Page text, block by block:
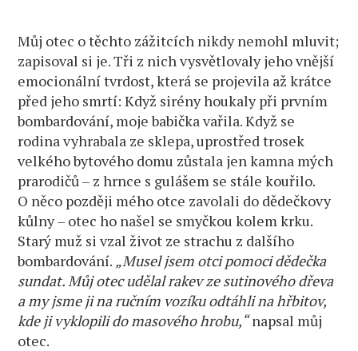
Můj otec o těchto zážitcích nikdy nemohl mluvit;
zapisoval si je. Tři z nich vysvětlovaly jeho vnější
emocionální tvrdost, která se projevila až krátce
před jeho smrtí: Když sirény houkaly při prvním
bombardování, moje babička vařila. Když se
rodina vyhrabala ze sklepa, uprostřed trosek
velkého bytového domu zůstala jen kamna mých
prarodičů – z hrnce s gulášem se stále kouřilo.
O něco později mého otce zavolali do dědečkovy
kůlny – otec ho našel se smyčkou kolem krku.
Starý muž si vzal život ze strachu z dalšího
bombardování. „Musel jsem otci pomoci dědečka
sundat. Můj otec udělal rakev ze sutinového dřeva
a my jsme ji na ručním vozíku odtáhli na hřbitov,
kde ji vyklopili do masového hrobu,“napsal můj
otec.